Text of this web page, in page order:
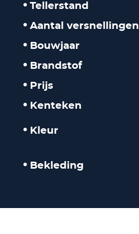
Tellerstand
Aantal versnellingen
Bouwjaar
Brandstof
Prijs
Kenteken
Kleur
Bekleding